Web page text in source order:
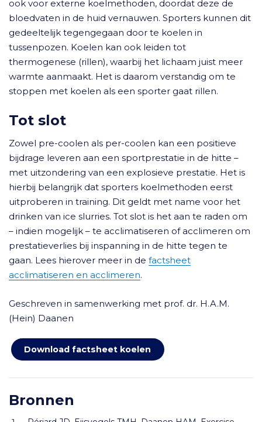
ook voor externe koelmethoden, doordat deze de
bloedvaten in de huid vernauwen. Sporters kunnen dit
gedeeltelijk tegengegaan door te koelen in
tussenpozen. Koelen kan ook leiden tot
thermogenese (rillen), waarbij het lichaam juist meer
warmte aanmaakt. Het is daarom verstandig om te
stoppen met koelen als een sporter gaat rillen.
Tot slot
Zowel pre-coolen als per-coolen kan een positieve
bijdrage leveren aan een sportprestatie in de hitte –
met uitzondering van een explosieve prestatie. Het is
hierbij belangrijk dat sporters koelmethoden eerst
uitproberen in training. Dit geldt met name voor het
drinken van ice slurries. Tot slot is het aan te raden om
– indien mogelijk – te acclimatiseren of acclimeren om
prestatieverlies bij inspanning in de hitte tegen te
gaan. Lees hierover meer in de factsheet
acclimatiseren en acclimeren.
Geschreven in samenwerking met prof. dr. H.A.M.
(Hein) Daanen
Download factsheet koelen
Bronnen